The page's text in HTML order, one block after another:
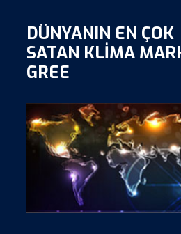
DÜNYANIN EN ÇOK
SATAN KLIMA
GREE